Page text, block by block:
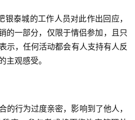
泰城的工作人员对此作出回应，
的一部分，仅限于情侣参加，且只
示，任何活动都会有人支持有人反
主观感受。
行为过度亲密，影响到了他人，